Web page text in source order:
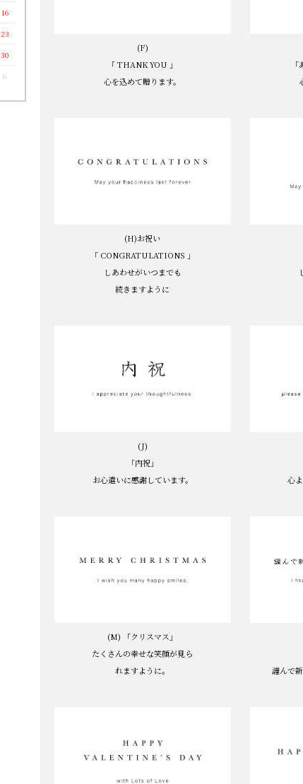
16
23
30
6
(F)
「 THANK YOU 」
心を込めて贈ります。
(H)お祝い
「 CONGRATULATIONS 」
しあわせがいつまでも
続きますように
(J)
「内祝」
お心遣いに感謝しています。
心
(M) 「クリスマス」
たくさんの幸せな笑顔が見ら
れますように。
謹んで